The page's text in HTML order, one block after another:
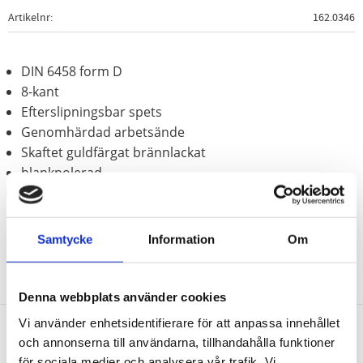
Samtycke Information Om
Denna webbplats använder cookies
Vi använder enhetsidentifierare för att anpassa innehållet
och annonserna till användarna, tillhandahålla funktioner
Artikelnr 162.0346
DIN 6458 form D
8-kant
Efterslipningsbar spets
Genomhärdad arbetsände
Skaftet guldfärgat brännlackat
blankpolerad
Krom molybden
Nyhetsbrev